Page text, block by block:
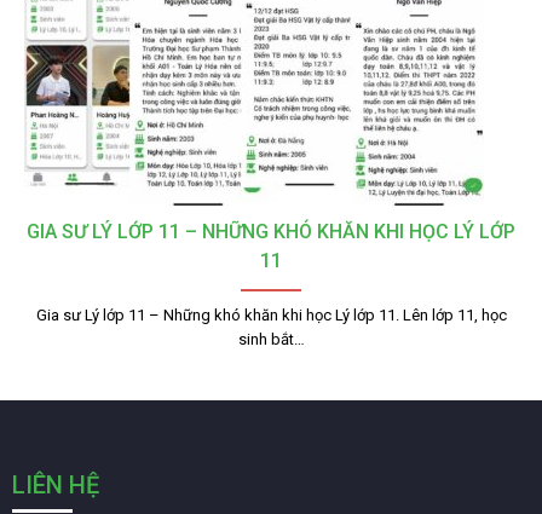
GIA SƯ LÝ LỚP 11 – NHỮNG KHÓ KHĂN KHI HỌC LÝ LỚP
11
Gia sư Lý lớp 11 – Những khó khăn khi học Lý lớp 11. Lên lớp 11, học
sinh bắt…
LIÊN HỆ